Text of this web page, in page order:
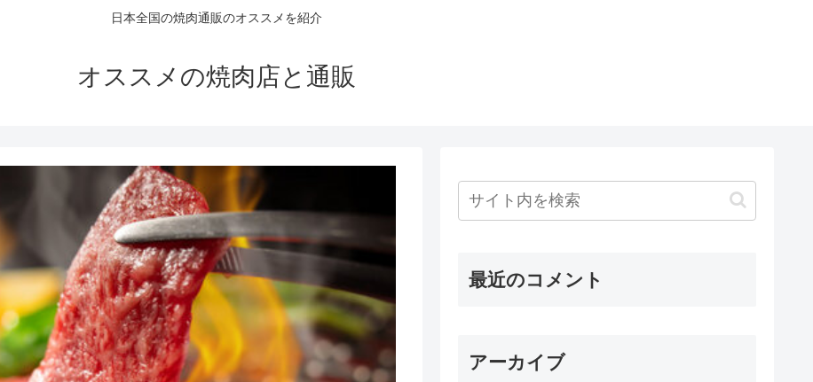
日本全国の焼肉通販のオススメを紹介
オススメの焼肉店と通販
最近のコメント
アーカイブ